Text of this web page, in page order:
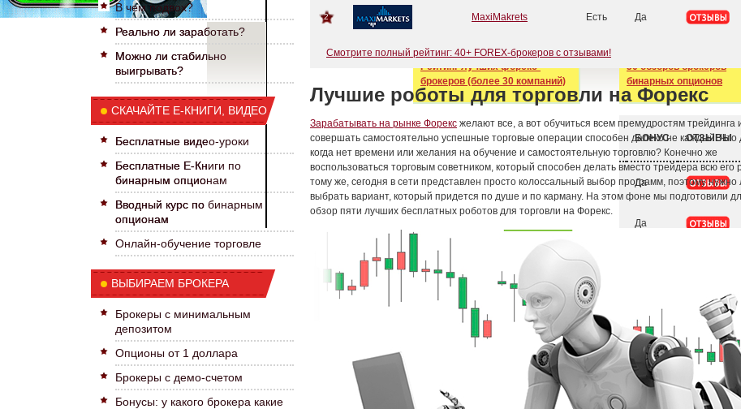
2 MaxiMakrets Есть Да
Смотрите полный рейтинг: 40+ FOREX-брокеров с отзывами!
Лучшие роботы для торговли на Форекс
Зарабатывать на рынке Форекс желают все, а вот обучиться всем премудростям трейдинга
совершать самостоятельно успешные торговые операции способен далеко не каждый. Что
когда нет времени или желания на обучение и самостоятельную торговлю? Конечно же
воспользоваться торговым советником, который способен делать вместо трейдера всю его
тому же, сегодня в сети представлен просто колоссальный выбор программ, поэтому
выбрать вариант, который придется по душе и по карману. На этом фоне мы подготовили
обзор пяти лучших бесплатных роботов для торговли на Форекс.
В чем подвох?
Реально ли заработать?
Можно ли стабильно
выигрывать?
СКАЧАЙТЕ Е-КНИГИ, ВИДЕО
Бесплатные видео-уроки
Бесплатные Е-Книги по
бинарным опционам
Вводный курс по бинарным
опционам
Онлайн-обучение торговле
ВЫБИРАЕМ БРОКЕРА
Брокеры с минимальным
депозитом
Опционы от 1 доллара
Брокеры с демо-счетом
Бонусы: у какого брокера какие